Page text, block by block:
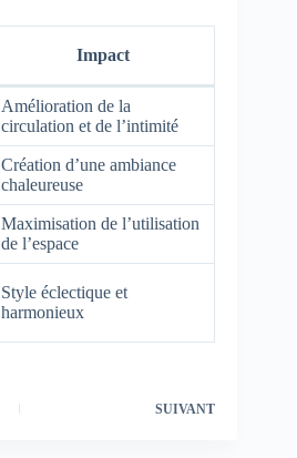
Impact
Amélioration de la
circulation et de l’intimité
Création d’une ambiance
chaleureuse
Maximisation de l’utilisation
de l’espace
Style éclectique et
harmonieux
SUIVANT